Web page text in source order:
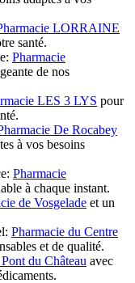
LORRAINE
santé.
Pharmacie
de nos
LES 3 LYS pour
De Rocabey
à vos besoins
Pharmacie
à chaque instant.
de Vosgelade et un
Pharmacie du Centre
et de qualité.
du Château avec